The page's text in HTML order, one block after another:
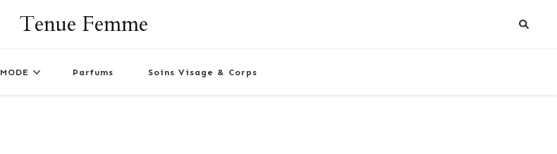
Tenue Femme
MODE Parfums Soins Visage & Corps